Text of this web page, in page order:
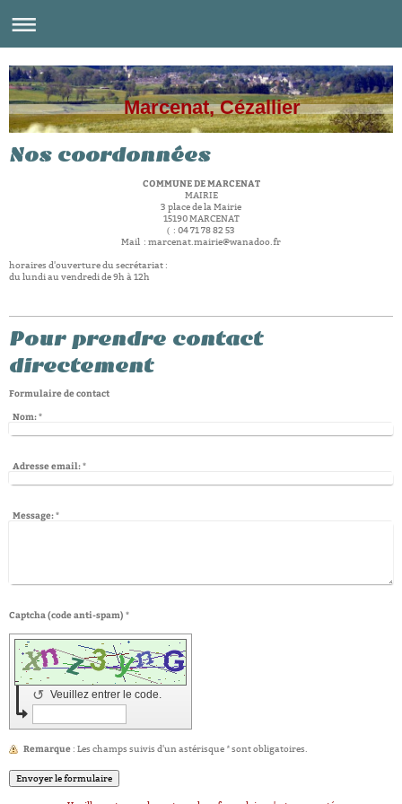
Marcenat, Cézallier
Nos coordonnées
COMMUNE DE MARCENAT
MAIRIE
3 place de la Mairie
15190 MARCENAT
( : 04 71 78 82 53
Mail : marcenat.mairie@wanadoo.fr
horaires d'ouverture du secrétariat :
du lundi au vendredi de 9h à 12h
Pour prendre contact
directement
Formulaire de contact
Nom:*
Adresse email:*
Message:*
Captcha (code anti-spam) *
Veuillez entrer le code.
↺
Remarque : Les champs suivis d'un astérisque *sont obligatoires.